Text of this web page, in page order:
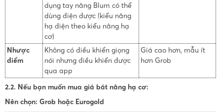
dụng tay nâng Blum có thể
dùng điện được (kiểu nâng
hạ điện theo kiểu nâng hạ
cơ)
Nhược
điểm
Không có điều khiển giọng
nói nhưng điều khiển được
qua app
Giá cao hơn, mẫu ít
hơn Grob
2.2. Nếu bạn muốn mua giá bát nâng hạ cơ:
Nên chọn: Grob hoặc Eurogold